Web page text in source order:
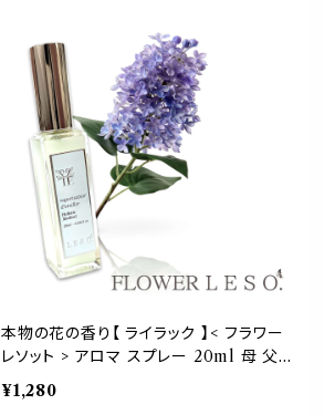
本物の花の香り【 ライラック 】< フラワー
レソット > アロマ スプレー 20ml 母 父
誕生 日 フレグランス 香水 枕 カバー 国
産 消臭 除菌 寝具 空間 ベッド 睡眠 おや
¥1,280